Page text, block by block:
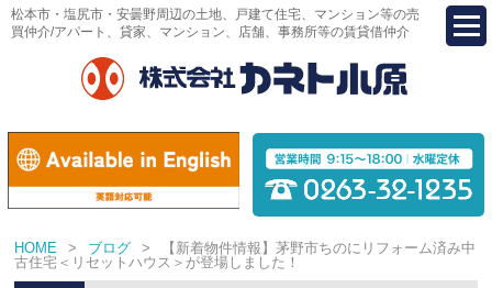
松本市・塩尻市・安曇野周辺の土地、戸建て住宅、マンション等の売
買仲介/アパート、貸家、マンション、店舗、事務所等の賃貸借仲介
HOME > ブログ >
【新着物件情報】茅野市ちのにリフォーム済み中
古住宅＜リセットハウス＞が登場しました！